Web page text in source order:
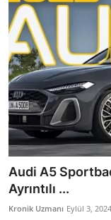
Audi A5
Ayrıntılı ...
Kronik Uzmanı Eylül 3, 2024